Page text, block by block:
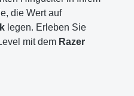
die Wert auf
legen. Erleben Sie
mit dem Razer